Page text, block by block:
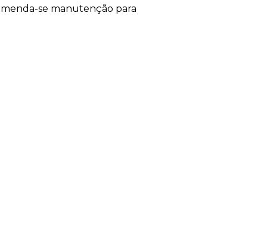
se manutenção para